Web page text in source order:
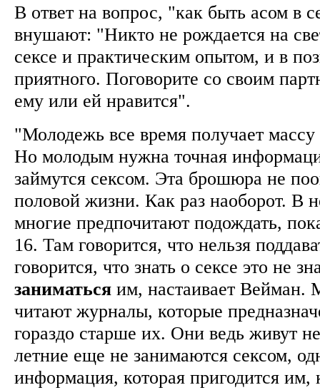
В ответ на вопрос, "как быть асом в
внушают: "Никто не рождается на
сексе и практическим опытом, и в
приятного. Поговорите со своим
ему или ей нравится".
"Молодежь все время получает
Но молодым нужна точная
займутся сексом. Эта брошюра не
половой жизни. Как раз наоборот. В
многие предпочитают подождать,
16. Там говорится, что нельзя
говорится, что знать о сексе это не
заниматься им, настаивает Вейман.
читают журналы, которые
гораздо старше их. Они ведь живут
летние еще не занимаются сексом,
информация, которая пригодится им,